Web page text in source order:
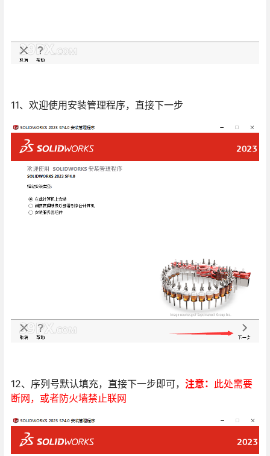
11、欢迎使用安装管理程序，直接下一步
12、序列号默认填充，直接下一步即可， 注意： 此处需要
断网，或者防火墙禁止联网